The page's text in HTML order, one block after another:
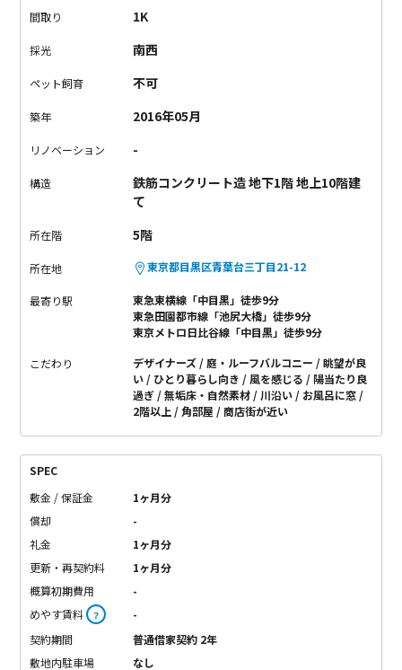
れるだけで心が安らぎます。
ないんです…
収納は部屋にある小さなスペースと、廊下にちゃ
んとしたクローゼットがあります。
当に羨ましい！
お値段はやっぱり人気エリア、といったところ
メライフを。
間取り 1K
採光 南西
ペット飼育 不可
築年 2016年05月
リノベーション -
構造
鉄筋コンクリート造 地下1階 地上10階建
て
所在階 5階
所在地 東京都目黒区青葉台三丁目21-12
最寄り駅
東急東横線「中目黒」徒歩9分
東急田園都市線「池尻大橋」徒歩9分
東京メトロ日比谷線「中目黒」徒歩9分
こだわり デザイナーズ 庭・ルーフバルコニー
眺望が良
い
ひとり暮らし向き 風を感じる
陽当たり良
過ぎ
無垢床・自然素材 川沿い
お風呂に窓
2階以上
角部屋 商店街が近い
SPEC
敷金 / 保証金
1ヶ月分
償却
-
礼金
1ヶ月分
更新・再契約料
1ヶ月分
概算初期費用
-
めやす賃料 ？
-
契約期間
普通借家契約 2年
敷地内駐車場
なし